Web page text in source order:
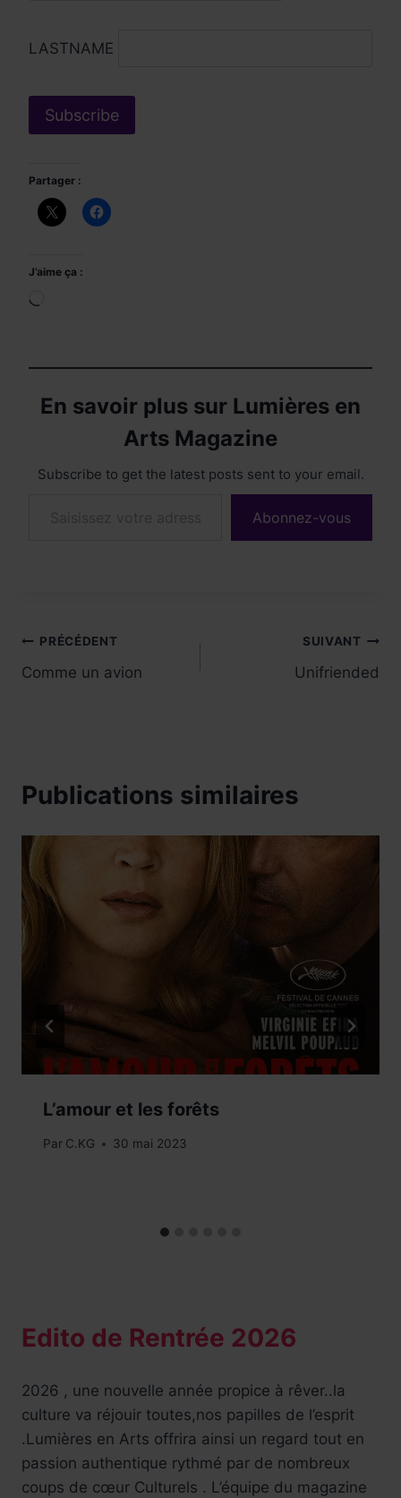
LASTNAME
Partager :
J’aime ça :
En savoir plus sur Lumières en
Arts Magazine
Subscribe to get the latest posts sent to your email.
Abonnez-vous
Navigation
de
PRÉCÉDENT
Comme un avion
SUIVANT
Unifriended
Publications similaires
L’amour et les forêts
Par C.KG 30 mai 2023
Edito de Rentrée 2026
2026 , une nouvelle année propice à rêver..la
culture va réjouir toutes,nos papilles de l’esprit
.Lumières en Arts offrira ainsi un regard tout en
passion authentique rythmé par de nombreux
coups de cœur Culturels . L’équipe du magazine